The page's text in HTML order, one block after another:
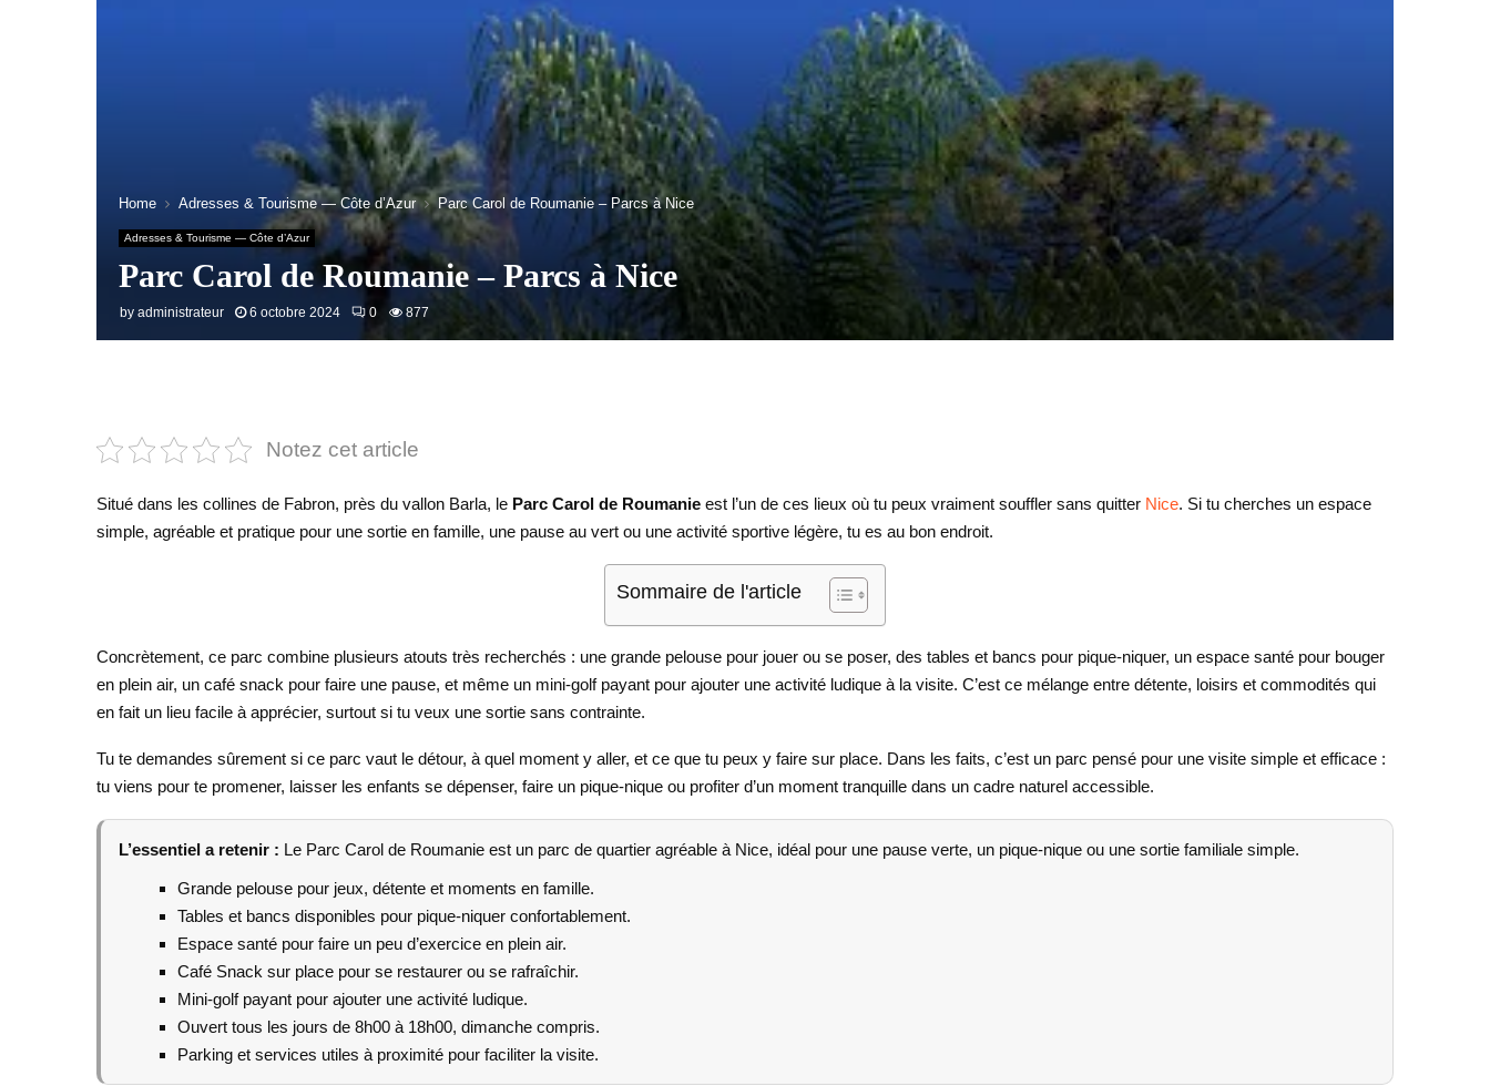
Home Adresses & Tourisme — Côte d’Azur Parc Carol de Roumanie – Parcs à Nice
Adresses & Tourisme — Côte d’Azur
Parc Carol de Roumanie – Parcs à Nice
by administrateur 6 octobre 2024 0 877
Notez cet article
Situé dans les collines de Fabron, près du vallon Barla, le Parc Carol de Roumanie est l’un de ces lieux où tu peux vraiment souffler sans quitter Nice. Si tu cherches un espace
simple, agréable et pratique pour une sortie en famille, une pause au vert ou une activité sportive légère, tu es au bon endroit.
Sommaire de l'article
Concrètement, ce parc combine plusieurs atouts très recherchés : une grande pelouse pour jouer ou se poser, des tables et bancs pour pique-niquer, un espace santé pour bouger
en plein air, un café snack pour faire une pause, et même un mini-golf payant pour ajouter une activité ludique à la visite. C’est ce mélange entre détente, loisirs et commodités qui
en fait un lieu facile à apprécier, surtout si tu veux une sortie sans contrainte.
Tu te demandes sûrement si ce parc vaut le détour, à quel moment y aller, et ce que tu peux y faire sur place. Dans les faits, c’est un parc pensé pour une visite simple et efficace :
tu viens pour te promener, laisser les enfants se dépenser, faire un pique-nique ou profiter d’un moment tranquille dans un cadre naturel accessible.
L’essentiel a retenir : Le Parc Carol de Roumanie est un parc de quartier agréable à Nice, idéal pour une pause verte, un pique-nique ou une sortie familiale simple.
Grande pelouse pour jeux, détente et moments en famille.
Tables et bancs disponibles pour pique-niquer confortablement.
Espace santé pour faire un peu d’exercice en plein air.
Café Snack sur place pour se restaurer ou se rafraîchir.
Mini-golf payant pour ajouter une activité ludique.
Ouvert tous les jours de 8h00 à 18h00, dimanche compris.
Parking et services utiles à proximité pour faciliter la visite.